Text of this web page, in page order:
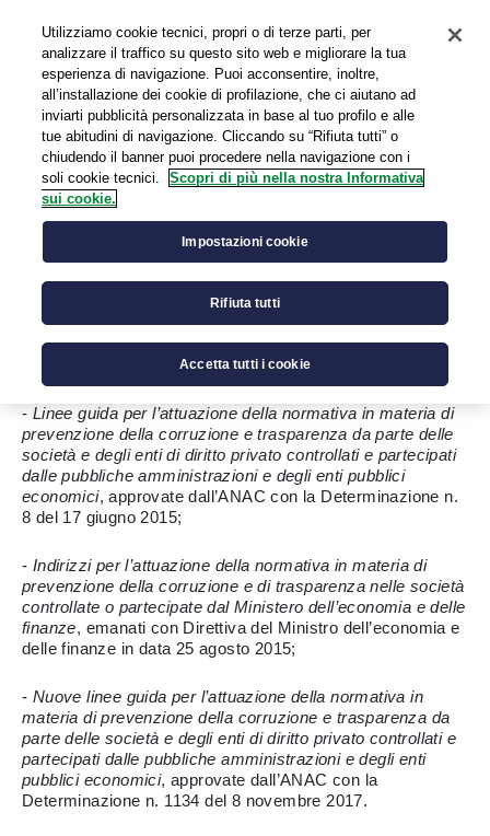
EN
Società Trasparente
La presente sezione contiene - per quanto applicabile alla
Società - i dati, i documenti e le informazioni in base a:
- D.lgs. 33/2013 "Riordino della disciplina riguardante gli
obblighi di pubblicità, trasparenza e diffusione di
informazioni da parte delle Pubbliche Amministrazioni”,
così come modificato dal d.lgs. 97/2016;
- Linee guida per l’attuazione della normativa in materia di
prevenzione della corruzione e trasparenza da parte delle
società e degli enti di diritto privato controllati e partecipati
dalle pubbliche amministrazioni e degli enti pubblici
economici, approvate dall’ANAC con la Determinazione n.
8 del 17 giugno 2015;
- Indirizzi per l’attuazione della normativa in materia di
prevenzione della corruzione e di trasparenza nelle società
controllate o partecipate dal Ministero dell’economia e delle
finanze, emanati con Direttiva del Ministro dell’economia e
delle finanze in data 25 agosto 2015;
- Nuove linee guida per l’attuazione della normativa in
materia di prevenzione della corruzione e trasparenza da
parte delle società e degli enti di diritto privato controllati e
partecipati dalle pubbliche amministrazioni e degli enti
pubblici economici, approvate dall’ANAC con la
Determinazione n. 1134 del 8 novembre 2017.
Utilizziamo cookie tecnici, propri o di terze parti, per
analizzare il traffico su questo sito web e migliorare la tua
esperienza di navigazione. Puoi acconsentire, inoltre,
all’installazione dei cookie di profilazione, che ci aiutano ad
inviarti pubblicità personalizzata in base al tuo profilo e alle
tue abitudini di navigazione. Cliccando su “Rifiuta tutti” o
chiudendo il banner puoi procedere nella navigazione con i
soli cookie tecnici.
Scopri di più nella nostra Informativa
sui cookie.
Impostazioni cookie
Rifiuta tutti
Accetta tutti i cookie